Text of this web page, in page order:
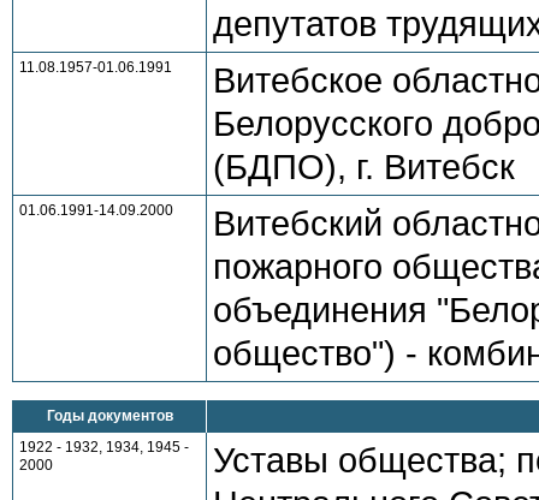
депутатов
11.08.1957-01.06.1991
Витебское
Белорусского
(БДПО), г. Витебск
01.06.1991-14.09.2000
Витебский
пожарного
объединения
общество") -
Годы документов
1922 - 1932, 1934, 1945 -
2000
Уставы общества;